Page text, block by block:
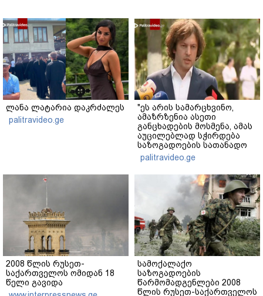
ლანა ლატარია დაკრძალეს
palitravideo.ge
"ეს არის სამარცხვინო,
ამაზრზენია ასეთი
განცხადების მოსმენა, ამას
აუცილებლად სჭირდება
საზოგადოების სათანადო
რეაქცია" - ირაკლი
კობახიძე
palitravideo.ge
2008 წლის რუსეთ-
საქართველოს ომიდან 18
წელი გავიდა
სამოქალაქო
საზოგადოების
წარმომადგენლები 2008
წლის რუსეთ-საქართველოს